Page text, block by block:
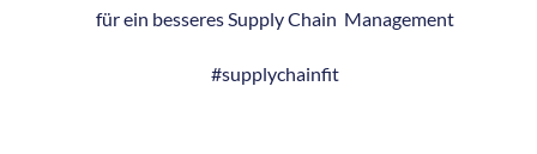
für ein besseresSupply Chain Management
#supplychainfit